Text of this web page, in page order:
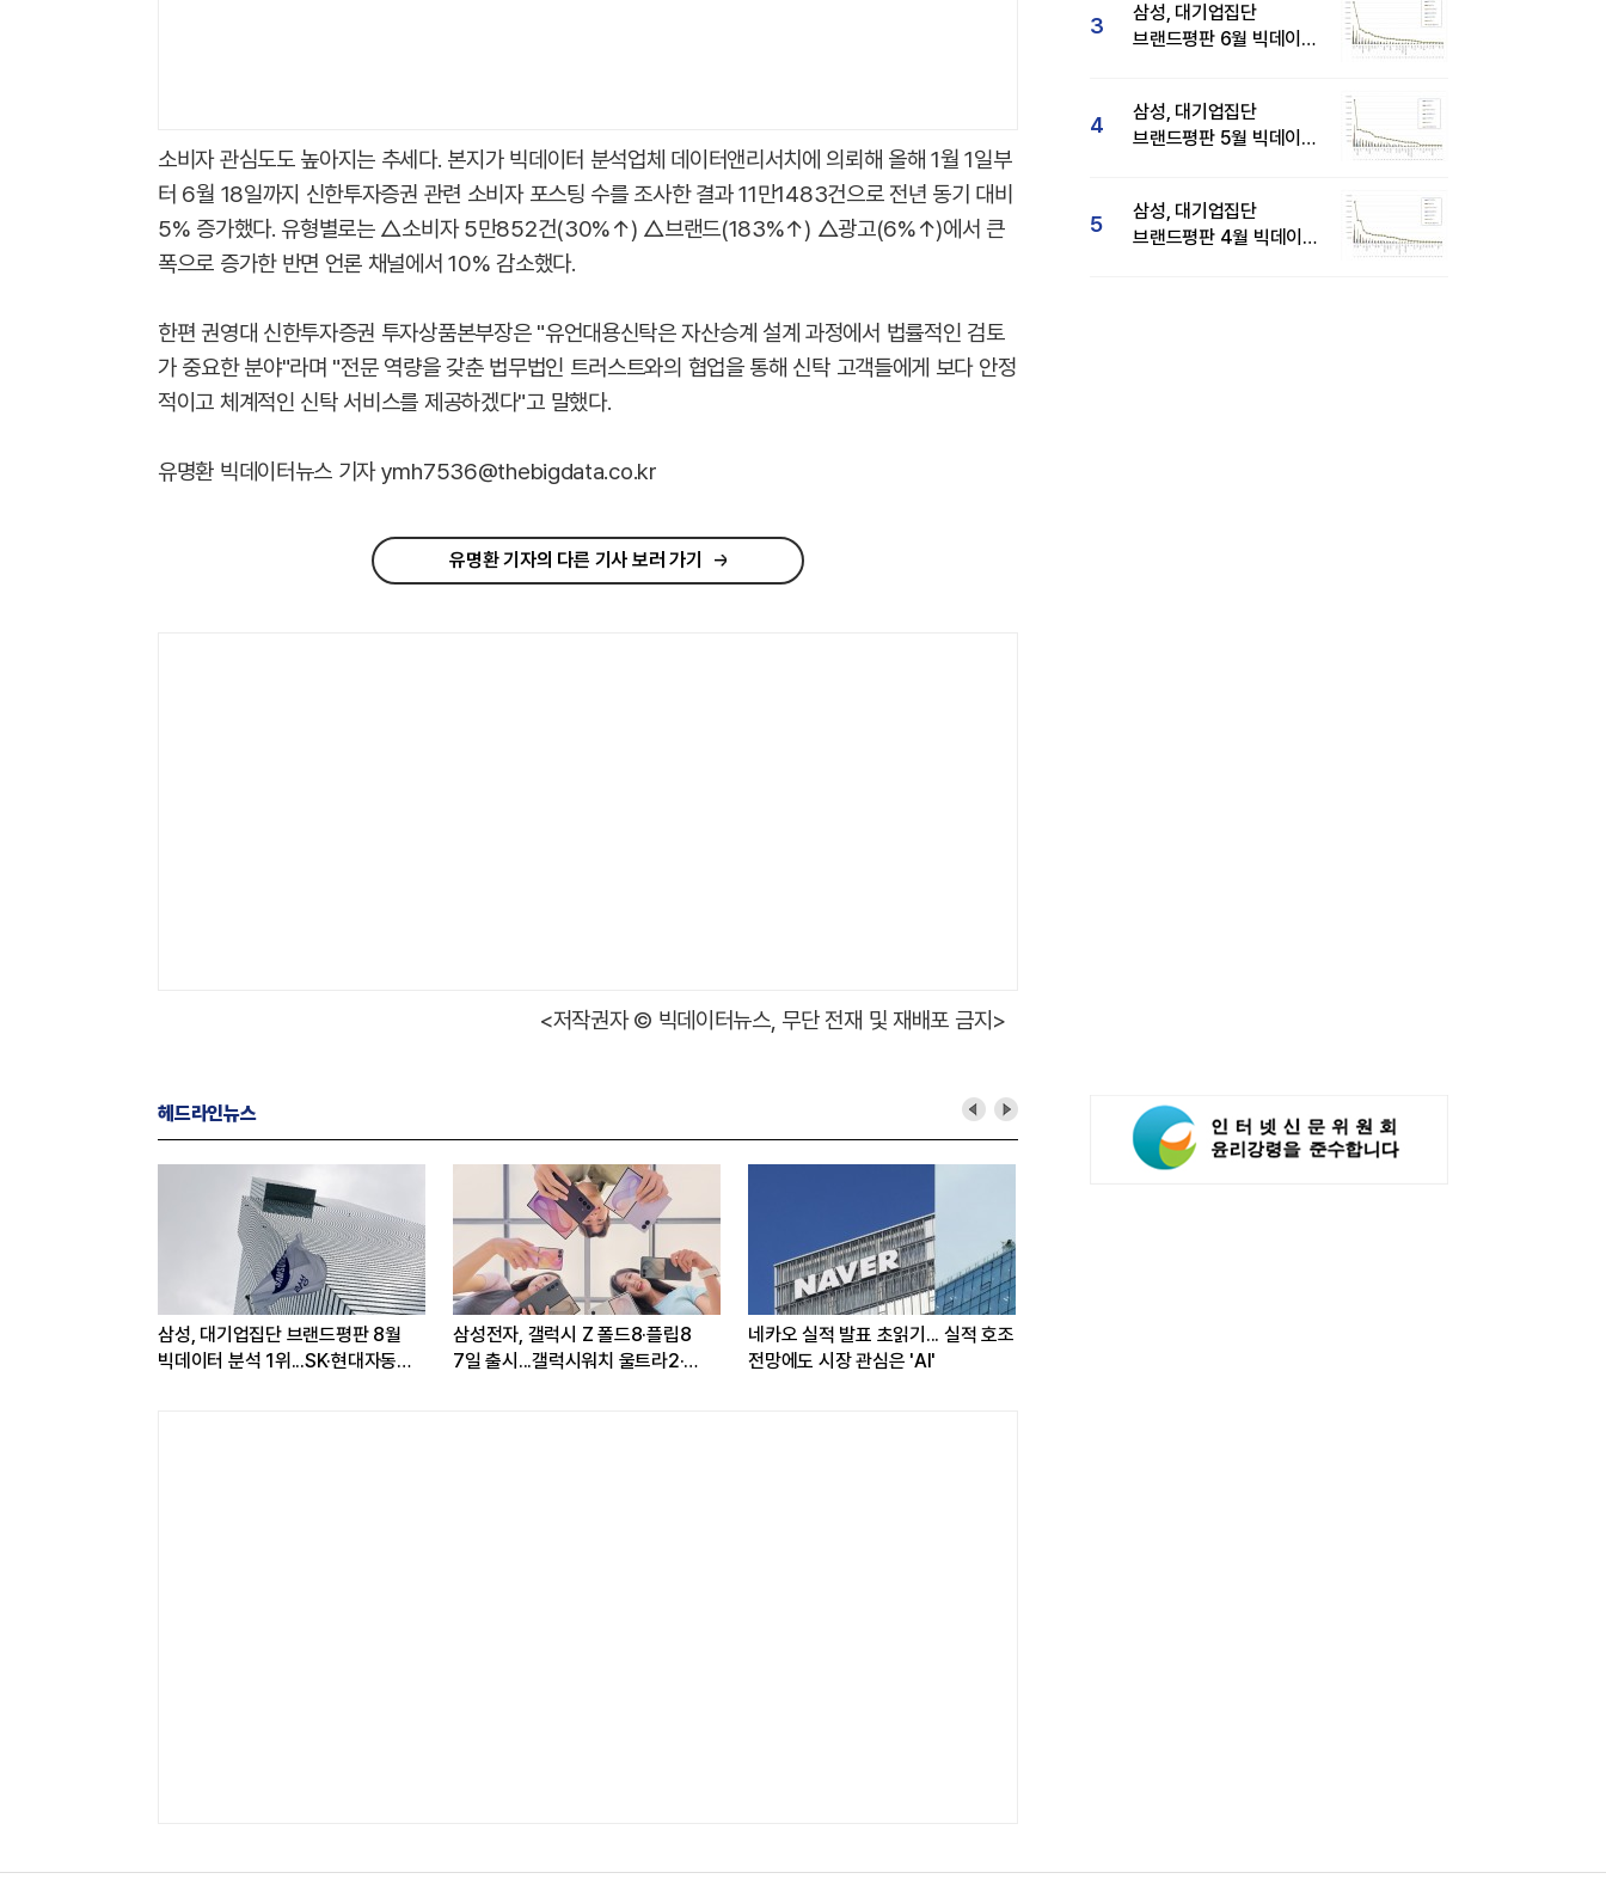
소비자 관심도도 높아지는 추세다. 본지가 빅데이터 분석업체 데이터앤리서치에 의뢰해 올해 1월 1일부
터 6월 18일까지 신한투자증권 관련 소비자 포스팅 수를 조사한 결과 11만1483건으로 전년 동기 대비
5% 증가했다. 유형별로는 △소비자 5만852건(30%↑) △브랜드(183%↑) △광고(6%↑)에서 큰
폭으로 증가한 반면 언론 채널에서 10% 감소했다.
한편 권영대 신한투자증권 투자상품본부장은 "유언대용신탁은 자산승계 설계 과정에서 법률적인 검토
가 중요한 분야"라며 "전문 역량을 갖춘 법무법인 트러스트와의 협업을 통해 신탁 고객들에게 보다 안정
적이고 체계적인 신탁 서비스를 제공하겠다"고 말했다.
유명환 빅데이터뉴스 기자 ymh7536@thebigdata.co.kr
유명환 기자의 다른 기사 보러 가기
<저작권자 © 빅데이터뉴스, 무단 전재 및 재배포 금지>
헤드라인뉴스
삼성, 대기업집단 브랜드평판 8월
빅데이터 분석 1위...SK·현대자동차
삼성전자, 갤럭시 Z 폴드8·플립8
7일 출시...갤럭시워치 울트라2·
네카오 실적 발표 초읽기... 실적 호조
전망에도 시장 관심은 'AI'
3
삼성, 대기업집단
브랜드평판 6월 빅데이터
4
삼성, 대기업집단
브랜드평판 5월 빅데이터
5
삼성, 대기업집단
브랜드평판 4월 빅데이터